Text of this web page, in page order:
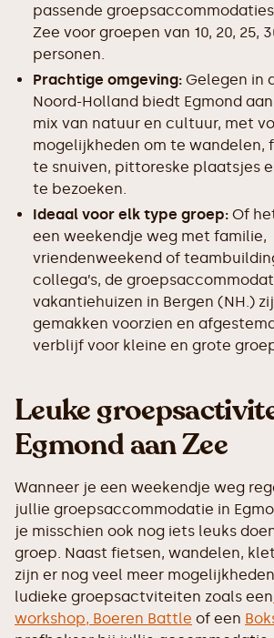
passende
Zee voor groepen van 10, 20, 25,
personen.
Prachtige omgeving: Gelegen in
Noord-Holland biedt Egmond
mix van natuur en cultuur, met
mogelijkheden om te wandelen,
te snuiven, pittoreske plaatsjes
te bezoeken.
Ideaal voor elk type groep: Of
een weekendje weg met familie,
vriendenweekend of
collega’s, de
vakantiehuizen in Bergen (NH.)
gemakken voorzien en
verblijf voor kleine en grote
Leuke
Egmond aan Zee
Wanneer je een weekendje weg
jullie groepsaccommodatie in
je misschien ook nog iets leuks
groep. Naast fietsen, wandelen,
zijn er nog veel meer
ludieke groepsactviteiten zoals een
workshop, Boeren Battle of een